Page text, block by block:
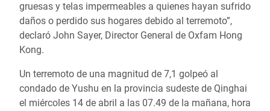
gruesas y telas impermeables a quienes hayan sufrido
daños o perdido sus hogares debido al terremoto”,
declaró John Sayer, Director General de Oxfam Hong
Kong.
Un terremoto de una magnitud de 7,1 golpeó al
condado de Yushu en la provincia sudeste de Qinghai
el miércoles 14 de abril a las 07.49 de la mañana, hora